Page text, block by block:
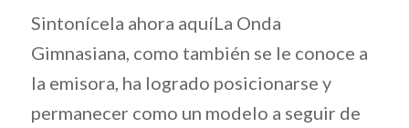
Sintonícela ahora aquíLa Onda
Gimnasiana, como también se le conoce a
la emisora, ha logrado posicionarse y
permanecer como un modelo a seguir de